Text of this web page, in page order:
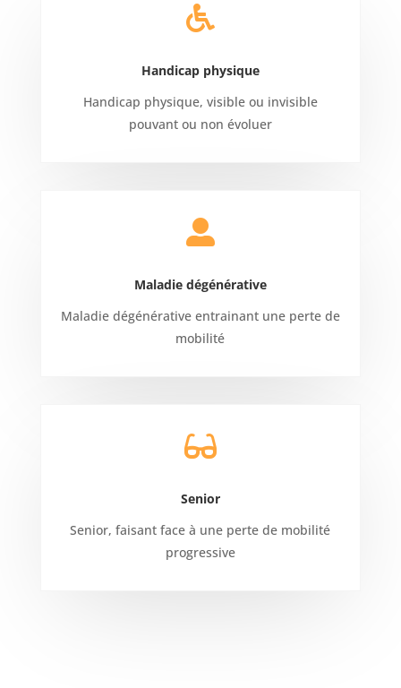

Handicap physique
Handicap physique, visible ou invisible
pouvant ou non évoluer

Maladie dégénérative
Maladie dégénérative entrainant une perte de
mobilité

Senior
Senior, faisant face à une perte de mobilité
progressive